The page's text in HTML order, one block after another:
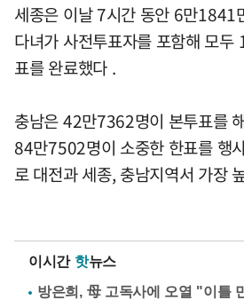
세종은 이날 7시간 동안 6만1841
다녀가 사전투표자를 포함해 모
표를 완료했다 .
충남은 42만7362명이 본투표를
84만7502명이 소중한 한표를 행
로 대전과 세종, 충남지역서 가장
이시간 핫뉴스
방은희, 母 고독사에 오열 "이틀